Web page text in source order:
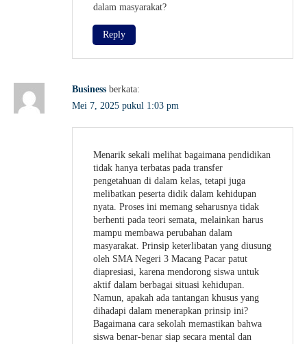
dalam masyarakat?
Reply
Business berkata:
Mei 7, 2025 pukul 1:03 pm
Menarik sekali melihat bagaimana pendidikan
tidak hanya terbatas pada transfer
pengetahuan di dalam kelas, tetapi juga
melibatkan peserta didik dalam kehidupan
nyata. Proses ini memang seharusnya tidak
berhenti pada teori semata, melainkan harus
mampu membawa perubahan dalam
masyarakat. Prinsip keterlibatan yang diusung
oleh SMA Negeri 3 Macang Pacar patut
diapresiasi, karena mendorong siswa untuk
aktif dalam berbagai situasi kehidupan.
Namun, apakah ada tantangan khusus yang
dihadapi dalam menerapkan prinsip ini?
Bagaimana cara sekolah memastikan bahwa
siswa benar-benar siap secara mental dan